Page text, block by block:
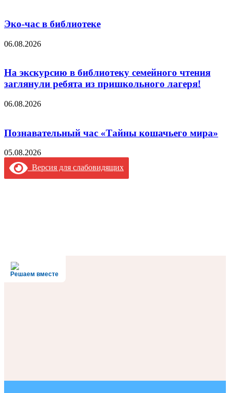
Эко-час в библиотеке
06.08.2026
На экскурсию в библиотеку семейного чтения
заглянули ребята из пришкольного лагеря!
06.08.2026
Познавательный час «Тайны кошачьего мира»
05.08.2026
Версия для слабовидящих
Решаем вместе